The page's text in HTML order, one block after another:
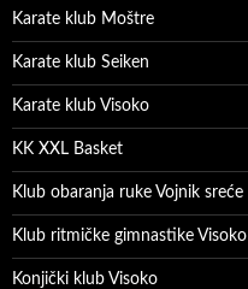
Karate klub Moštre
Karate klub Seiken
Karate klub Visoko
KK XXL Basket
Klub obaranja ruke Vojnik sreće
Klub ritmičke gimnastike Visoko
Konjički klub Visoko